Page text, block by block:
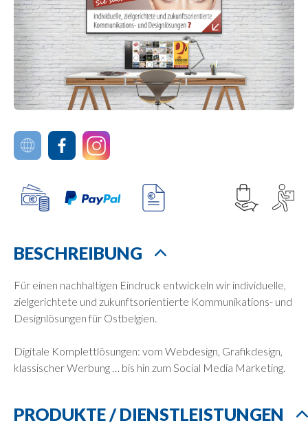
BESCHREIBUNG
Für einen nachhaltigen Eindruck entwickeln wir individuelle,
zielgerichtete und zukunftsorientierte Kommunikations- und
Designlösungen für Ostbelgien.
Digitale Komplettlösungen: vom Webdesign, Grafikdesign,
klassischer Werbung … bis hin zum Social Media Marketing.
PRODUKTE / DIENSTLEISTUNGEN